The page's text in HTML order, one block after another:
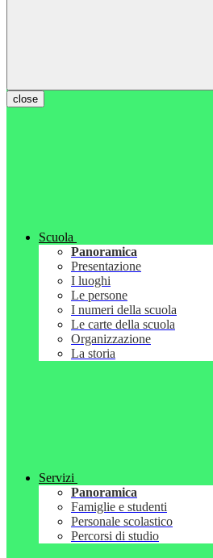
close
Scuola
Panoramica
Presentazione
I luoghi
Le persone
I numeri della scuola
Le carte della scuola
Organizzazione
La storia
Servizi
Panoramica
Famiglie e studenti
Personale scolastico
Percorsi di studio